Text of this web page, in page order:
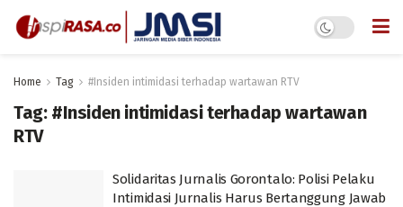
Home Tag #Insiden intimidasi terhadap wartawan RTV
Tag: #Insiden intimidasi terhadap wartawan
RTV
Solidaritas Jurnalis Gorontalo: Polisi Pelaku
Intimidasi Jurnalis Harus Bertanggung Jawab